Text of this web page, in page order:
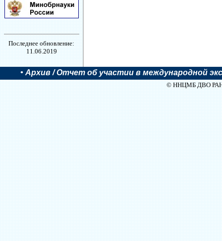
Последнее обновление:
11.06.2019
• Архив / Отчет об участии в международной
© ННЦМБ ДВО РАН,